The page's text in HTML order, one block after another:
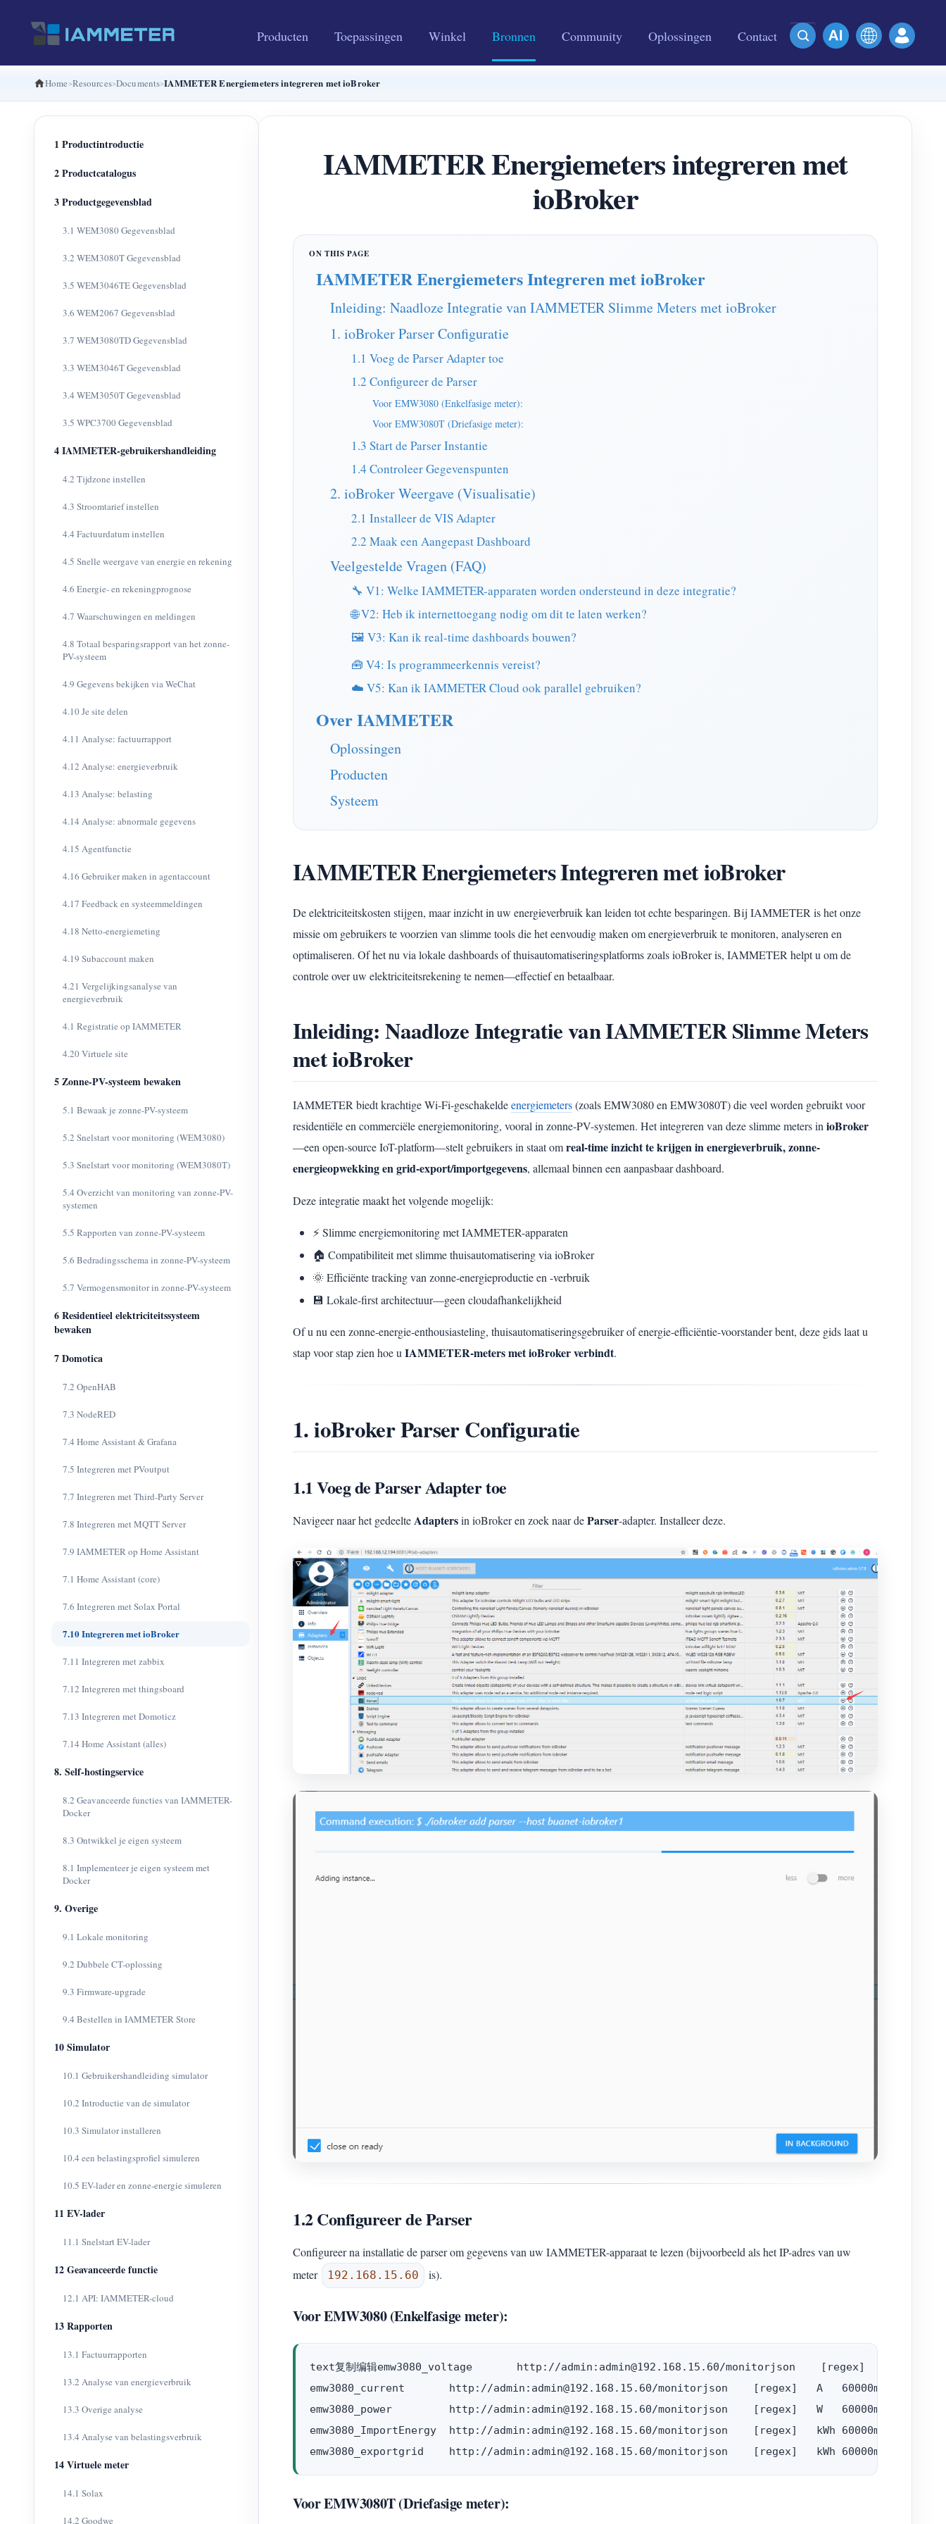
Producten Toepassingen Winkel Bronnen Community Oplossingen Contact
Home Resources Documents IAMMETER Energiemeters integreren met ioBroker
1 Productintroductie
2 Productcatalogus
3 Productgegevensblad
3.1 WEM3080 Gegevensblad
3.2 WEM3080T Gegevensblad
3.5 WEM3046TE Gegevensblad
3.6 WEM2067 Gegevensblad
3.7 WEM3080TD Gegevensblad
3.3 WEM3046T Gegevensblad
3.4 WEM3050T Gegevensblad
3.5 WPC3700 Gegevensblad
4 IAMMETER-gebruikershandleiding
4.2 Tijdzone instellen
4.3 Stroomtarief instellen
4.4 Factuurdatum instellen
4.5 Snelle weergave van energie en rekening
4.6 Energie- en rekeningprognose
4.7 Waarschuwingen en meldingen
4.8 Totaal besparingsrapport van het zonne-
PV-systeem
4.9 Gegevens bekijken via WeChat
4.10 Je site delen
4.11 Analyse: factuurrapport
4.12 Analyse: energieverbruik
4.13 Analyse: belasting
4.14 Analyse: abnormale gegevens
4.15 Agentfunctie
4.16 Gebruiker maken in agentaccount
4.17 Feedback en systeemmeldingen
4.18 Netto-energiemeting
4.19 Subaccount maken
4.21 Vergelijkingsanalyse van
energieverbruik
4.1 Registratie op IAMMETER
4.20 Virtuele site
5 Zonne-PV-systeem bewaken
5.1 Bewaak je zonne-PV-systeem
5.2 Snelstart voor monitoring (WEM3080)
5.3 Snelstart voor monitoring (WEM3080T)
5.4 Overzicht van monitoring van zonne-PV-
systemen
5.5 Rapporten van zonne-PV-systeem
5.6 Bedradingsschema in zonne-PV-systeem
5.7 Vermogensmonitor in zonne-PV-systeem
6 Residentieel elektriciteitssysteem
bewaken
7 Domotica
7.2 OpenHAB
7.3 NodeRED
7.4 Home Assistant & Grafana
7.5 Integreren met PVoutput
7.7 Integreren met Third-Party Server
7.8 Integreren met MQTT Server
7.9 IAMMETER op Home Assistant
7.1 Home Assistant (core)
7.6 Integreren met Solax Portal
7.10 Integreren met ioBroker
7.11 Integreren met zabbix
7.12 Integreren met thingsboard
7.13 Integreren met Domoticz
7.14 Home Assistant (alles)
8. Self-hostingservice
8.2 Geavanceerde functies van IAMMETER-
Docker
8.3 Ontwikkel je eigen systeem
8.1 Implementeer je eigen systeem met
Docker
9. Overige
9.1 Lokale monitoring
9.2 Dubbele CT-oplossing
9.3 Firmware-upgrade
9.4 Bestellen in IAMMETER Store
10 Simulator
10.1 Gebruikershandleiding simulator
10.2 Introductie van de simulator
10.3 Simulator installeren
10.4 een belastingsprofiel simuleren
10.5 EV-lader en zonne-energie simuleren
11 EV-lader
11.1 Snelstart EV-lader
12 Geavanceerde functie
12.1 API: IAMMETER-cloud
13 Rapporten
13.1 Factuurrapporten
13.2 Analyse van energieverbruik
13.3 Overige analyse
13.4 Analyse van belastingsverbruik
14 Virtuele meter
14.1 Solax
14.2 Goodwe
IAMMETER Energiemeters integreren met
ioBroker
IAMMETER Energiemeters Integreren met ioBroker
Inleiding: Naadloze Integratie van IAMMETER Slimme Meters met ioBroker
1. ioBroker Parser Configuratie
1.1 Voeg de Parser Adapter toe
1.2 Configureer de Parser
Voor EMW3080 (Enkelfasige meter):
Voor EMW3080T (Driefasige meter):
1.3 Start de Parser Instantie
1.4 Controleer Gegevenspunten
2. ioBroker Weergave (Visualisatie)
2.1 Installeer de VIS Adapter
2.2 Maak een Aangepast Dashboard
Veelgestelde Vragen (FAQ)
🔧 V1: Welke IAMMETER-apparaten worden ondersteund in deze integratie?
🌐 V2: Heb ik internettoegang nodig om dit te laten werken?
🖼️ V3: Kan ik real-time dashboards bouwen?
🧰 V4: Is programmeerkennis vereist?
☁️ V5: Kan ik IAMMETER Cloud ook parallel gebruiken?
Over IAMMETER
Oplossingen
Producten
Systeem
IAMMETER Energiemeters Integreren met ioBroker
De elektriciteitskosten stijgen, maar inzicht in uw energieverbruik kan leiden tot echte besparingen. Bij IAMMETER is het onze
missie om gebruikers te voorzien van slimme tools die het eenvoudig maken om energieverbruik te monitoren, analyseren en
optimaliseren. Of het nu via lokale dashboards of thuisautomatiseringsplatforms zoals ioBroker is, IAMMETER helpt u om de
controle over uw elektriciteitsrekening te nemen—effectief en betaalbaar.
Inleiding: Naadloze Integratie van IAMMETER Slimme Meters
met ioBroker
IAMMETER biedt krachtige Wi-Fi-geschakeldeenergiemeters(zoals EMW3080 en EMW3080T) die veel worden gebruikt voor
residentiële en commerciële energiemonitoring, vooral in zonne-PV-systemen. Het integreren van deze slimme meters in ioBroker
—een open-source IoT-platform—stelt gebruikers in staat omreal-time inzicht te krijgen in energieverbruik, zonne-
energieopwekking en grid-export/importgegevens, allemaal binnen een aanpasbaar dashboard.
Deze integratie maakt het volgende mogelijk:
⚡ Slimme energiemonitoring met IAMMETER-apparaten
🏠 Compatibiliteit met slimme thuisautomatisering via ioBroker
🌞 Efficiënte tracking van zonne-energieproductie en -verbruik
💾 Lokale-first architectuur—geen cloudafhankelijkheid
Of u nu een zonne-energie-enthousiasteling, thuisautomatiseringsgebruiker of energie-efficiëntie-voorstander bent, deze gids laat u
stap voor stap zien hoe u IAMMETER-meters met ioBroker verbindt.
1. ioBroker Parser Configuratie
1.1 Voeg de Parser Adapter toe
Navigeer naar het gedeelteAdaptersin ioBroker en zoek naar deParser-adapter. Installeer deze.
1.2 Configureer de Parser
Configureer na installatie de parser om gegevens van uw IAMMETER-apparaat te lezen (bijvoorbeeld als het IP-adres van uw
meter
192.168.15.60 is).
Voor EMW3080 (Enkelfasige meter):
text复制编辑emw3080_voltage       http://admin:admin@192.168.15.60/monitorjson    [regex]   V
emw3080_current       http://admin:admin@192.168.15.60/monitorjson    [regex]   A   60000ms
emw3080_power         http://admin:admin@192.168.15.60/monitorjson    [regex]   W   60000ms
emw3080_ImportEnergy  http://admin:admin@192.168.15.60/monitorjson    [regex]   kWh 60000ms
Voor EMW3080T (Driefasige meter):